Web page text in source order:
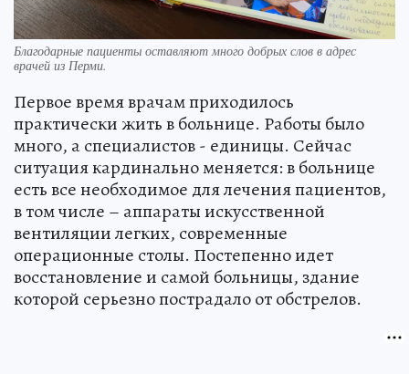
Благодарные пациенты оставляют много добрых слов в адрес
врачей из Перми.
Первое время врачам приходилось
практически жить в больнице. Работы было
много, а специалистов - единицы. Сейчас
ситуация кардинально меняется: в больнице
есть все необходимое для лечения пациентов,
в том числе – аппараты искусственной
вентиляции легких, современные
операционные столы. Постепенно идет
восстановление и самой больницы, здание
которой серьезно пострадало от обстрелов.